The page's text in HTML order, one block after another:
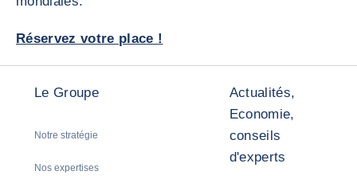
Réservez votre place !
Le Groupe
Notre stratégie
Nos expertises
Actualités,
Economie,
conseils
d'experts